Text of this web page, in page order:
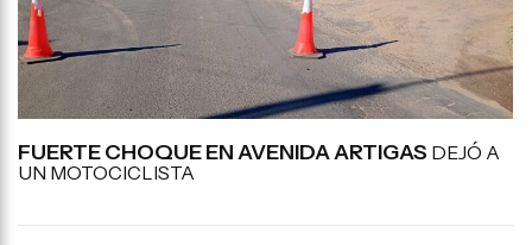
FUERTE CHOQUE EN AVENIDA ARTIGAS DEJÓ A
UN MOTOCICLISTA